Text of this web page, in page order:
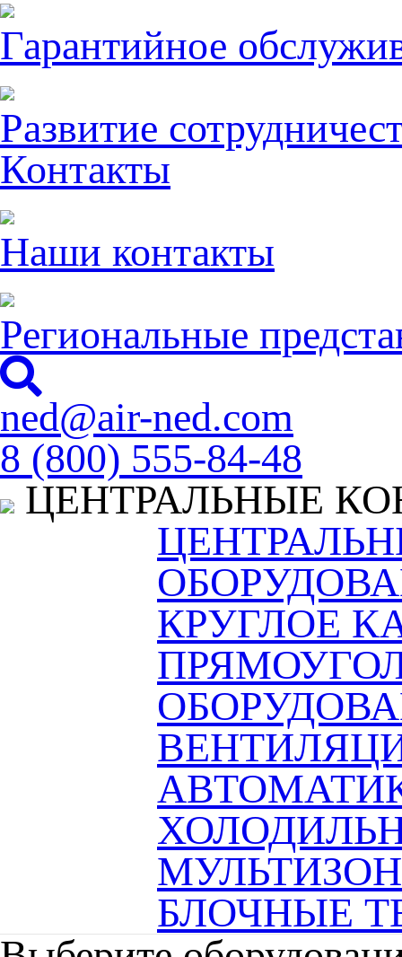
Гарантийное
Развитие
Контакты
Наши контакты
Региональные
ned@air-ned.com
8 (800) 555-84-48
ЦЕНТРАЛЬНЫЕ
КРУГЛОЕ
БЛОЧНЫЕ